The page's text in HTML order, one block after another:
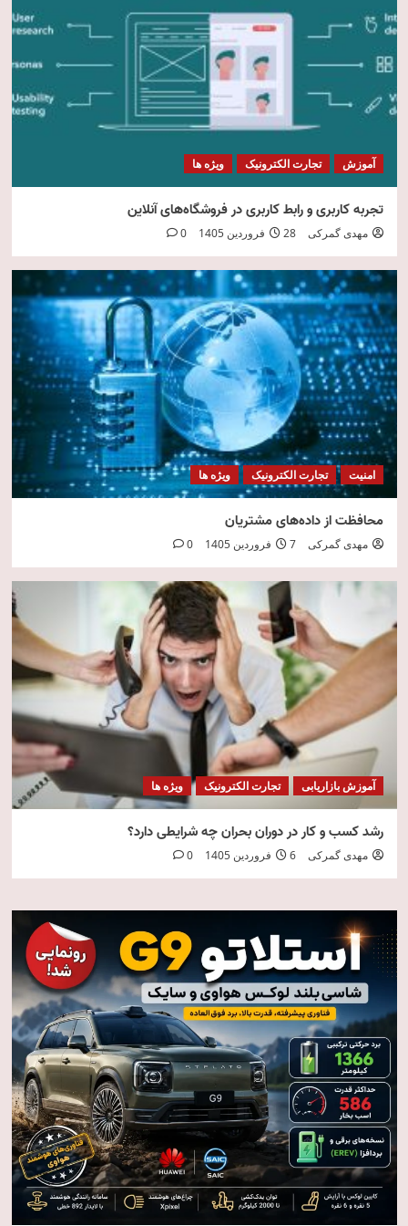
5
امنیت فناوری اطلاعات
آموزش تجارت الکترونیک ویژه ها
تجربه کاربری و رابط کاربری در فروشگاه‌های آنلاین
مهدی گمرکی 28 فروردین 1405 0
امنیت تجارت الکترونیک ویژه ها
محافظت از داده‌های مشتریان
مهدی گمرکی 7 فروردین 1405 0
آموزش بازاریابی تجارت الکترونیک ویژه ها
رشد کسب و کار در دوران بحران چه شرایطی دارد؟
مهدی گمرکی 6 فروردین 1405 0